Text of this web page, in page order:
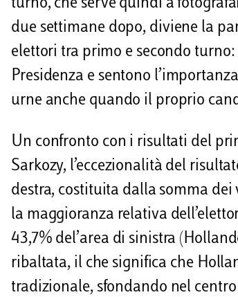
turno, che serve quindi a
due settimane dopo, diviene la
elettori tra primo e secondo
Presidenza e sentono
urne anche quando il proprio
Un confronto con i risultati del
Sarkozy, l’eccezionalità del
destra, costituita dalla somma
la maggioranza relativa
43,7% del’area di sinistra
ribaltata, il che significa che
tradizionale, sfondando nel